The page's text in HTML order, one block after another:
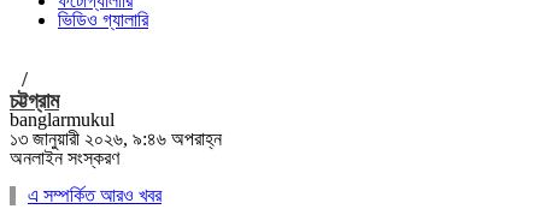
ভিডিও গ্যালারি
/
চট্টগ্রাম
banglarmukul
১৩ জানুয়ারী ২০২৬, ৯:৪৬ অপরাহ্ন
অনলাইন সংস্করণ
এ সম্পর্কিত আরও খবর